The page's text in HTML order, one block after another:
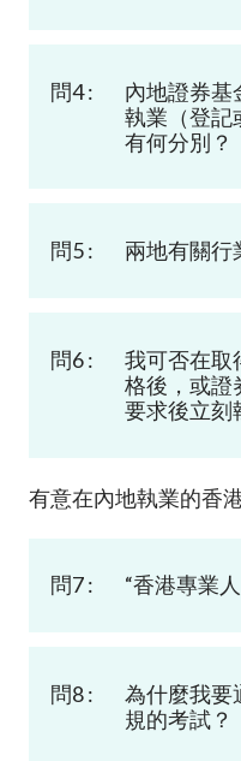
問4 : 內地證券基
執業 （登記
有何分別？
問5 : 兩地有關行
問6 : 我可否在取
格後 ，或
要求後立刻
有意在內地執業的香
問7 : “香港專業
問8 :
為什麼我要
規的考試？